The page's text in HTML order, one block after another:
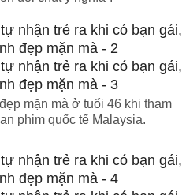
mặn mà ở tuổi 46 khi tham
phim quốc tế Malaysia.